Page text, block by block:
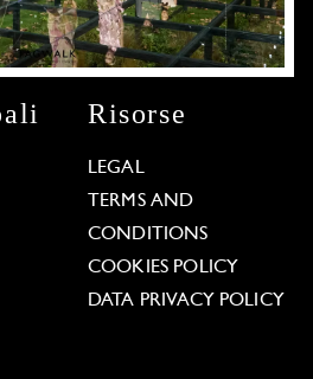
Risorse
LEGAL
TERMS AND
CONDITIONS
COOKIES POLICY
DATA PRIVACY POLICY